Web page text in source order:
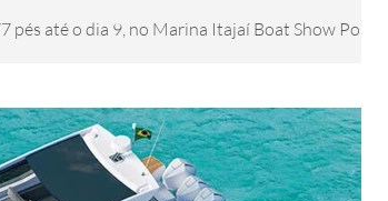
até o dia 9, no Marina Itajaí Boat Show Por